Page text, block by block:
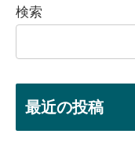
検索
最近の投稿